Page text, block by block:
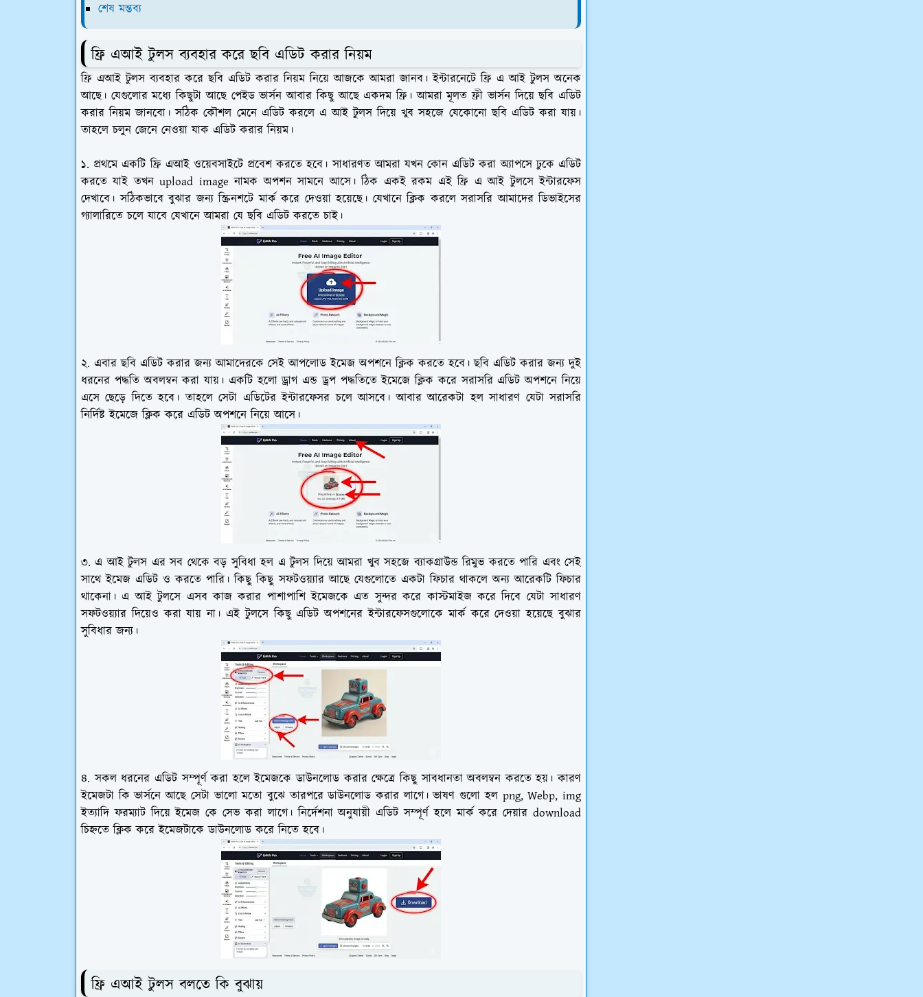
শেষ মন্তব্য
ফ্রি এআই টুলস ব্যবহার করে ছবি এডিট করার নিয়ম
ফ্রি এআই টুলস ব্যবহার করে ছবি এডিট করার নিয়ম নিয়ে আজকে আমরা জানব। ইন্টারনেটে ফ্রি এ আই টুলস অনেক
আছে। যেগুলোর মধ্যে কিছুটা আছে পেইড ভার্সন আবার কিছু আছে একদম ফ্রি। আমরা মূলত ফ্রী ভার্সন দিয়ে ছবি এডিট
করার নিয়ম জানবো। সঠিক কৌশল মেনে এডিট করলে এ আই টুলস দিয়ে খুব সহজে যেকোনো ছবি এডিট করা যায়।
তাহলে চলুন জেনে নেওয়া যাক এডিট করার নিয়ম।
১. প্রথমে একটি ফ্রি এআই ওয়েবসাইটে প্রবেশ করতে হবে। সাধারণত আমরা যখন কোন এডিট করা অ্যাপসে ঢুকে এডিট
করতে যাই তখন upload image নামক অপশন সামনে আসে। ঠিক একই রকম এই ফ্রি এ আই টুলসে ইন্টারফেস
দেখাবে। সঠিকভাবে বুঝার জন্য স্ক্রিনশটে মার্ক করে দেওয়া হয়েছে। যেখানে ক্লিক করলে সরাসরি আমাদের ডিভাইসের
গ্যালারিতে চলে যাবে যেখানে আমরা যে ছবি এডিট করতে চাই।
২. এবার ছবি এডিট করার জন্য আমাদেরকে সেই আপলোড ইমেজ অপশনে ক্লিক করতে হবে। ছবি এডিট করার জন্য দুই
ধরনের পদ্ধতি অবলম্বন করা যায়। একটি হলো ড্রাগ এন্ড ড্রপ পদ্ধতিতে ইমেজে ক্লিক করে সরাসরি এডিট অপশনে নিয়ে
এসে ছেড়ে দিতে হবে। তাহলে সেটা এডিটের ইন্টারফেসর চলে আসবে। আবার আরেকটা হল সাধারণ যেটা সরাসরি
নির্দিষ্ট ইমেজে ক্লিক করে এডিট অপশনে নিয়ে আসে।
৩. এ আই টুলস এর সব থেকে বড় সুবিধা হল এ টুলস দিয়ে আমরা খুব সহজে ব্যাকগ্রাউন্ড রিমুভ করতে পারি এবং সেই
সাথে ইমেজ এডিট ও করতে পারি। কিছু কিছু সফটওয়্যার আছে যেগুলোতে একটা ফিচার থাকলে অন্য আরেকটি ফিচার
থাকেনা। এ আই টুলসে এসব কাজ করার পাশাপাশি ইমেজকে এত সুন্দর করে কাস্টমাইজ করে দিবে যেটা সাধারণ
সফটওয়্যার দিয়েও করা যায় না। এই টুলসে কিছু এডিট অপশনের ইন্টারফেসগুলোকে মার্ক করে দেওয়া হয়েছে বুঝার
সুবিধার জন্য।
৪. সকল ধরনের এডিট সম্পূর্ণ করা হলে ইমেজকে ডাউনলোড করার ক্ষেত্রে কিছু সাবধানতা অবলম্বন করতে হয়। কারণ
ইমেজটা কি ভার্সনে আছে সেটা ভালো মতো বুঝে তারপরে ডাউনলোড করার লাগে। ভাষণ গুলো হল png, Webp, img
ইত্যাদি ফরম্যাট দিয়ে ইমেজ কে সেভ করা লাগে। নির্দেশনা অনুযায়ী এডিট সম্পূর্ণ হলে মার্ক করে দেয়ার download
চিহ্নতে ক্লিক করে ইমেজটাকে ডাউনলোড করে নিতে হবে।
ফ্রি এআই টুলস বলতে কি বুঝায়